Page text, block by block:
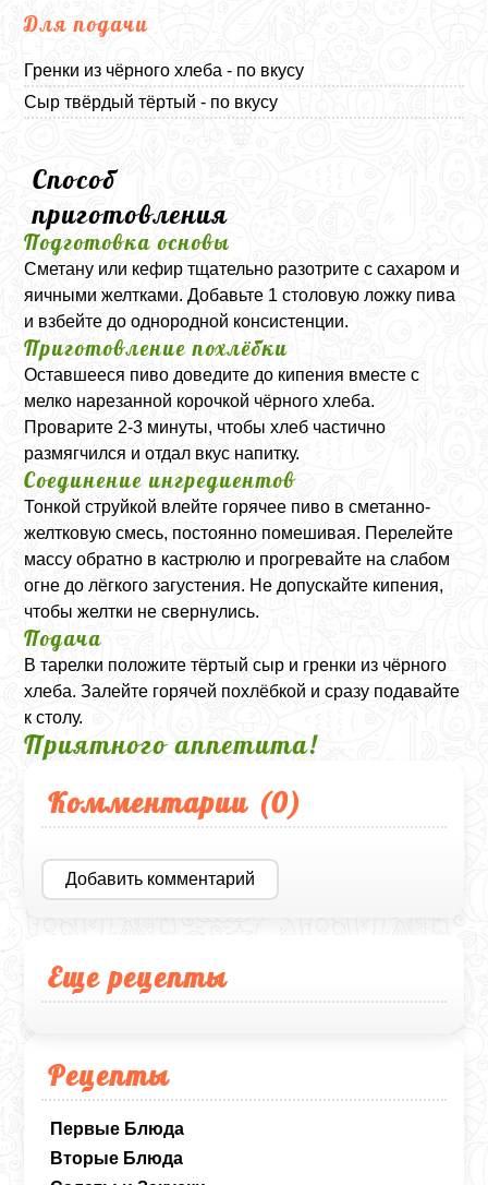
Рецепты
Первые Блюда
Вторые Блюда
Для подачи
Гренки из чёрного хлеба - по вкусу
Сыр твёрдый тёртый - по вкусу
Способ
приготовления
Подготовка основы
Сметану или кефир тщательно разотрите с сахаром и
яичными желтками. Добавьте 1 столовую ложку пива
и взбейте до однородной консистенции.
Приготовление похлёбки
Оставшееся пиво доведите до кипения вместе с
мелко нарезанной корочкой чёрного хлеба.
Проварите 2-3 минуты, чтобы хлеб частично
размягчился и отдал вкус напитку.
Соединение ингредиентов
Тонкой струйкой влейте горячее пиво в сметанно-
желтковую смесь, постоянно помешивая. Перелейте
массу обратно в кастрюлю и прогревайте на слабом
огне до лёгкого загустения. Не допускайте кипения,
чтобы желтки не свернулись.
Подача
В тарелки положите тёртый сыр и гренки из чёрного
хлеба. Залейте горячей похлёбкой и сразу подавайте
к столу.
Приятного аппетита!
Комментарии (0)
Добавить комментарий
Еще рецепты